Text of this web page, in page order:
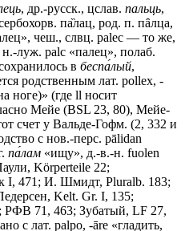
, др.-русск., цслав. пальць,
па̏лац, род. п. пȃлца,
чеш., слвц. раlес — то же,
луж. раlс «палец», полаб.
в беспа́лый,
родственным лат. роllех, -
ноге)» (где ll носит
Мейе (ВSL 23, 80), Мейе-
счет у Вальде-Гофм. (2, 332 и
с нов.-перс. pālidan
па́лам «ищу», д.-в.-н. fuolen
Körperteile 22;
I, 471; И. Шмидт, Pluralb. 183;
Kelt. Gr. I, 135;
РФВ 71, 463; Зубатый, LF 27,
с лат. раlро, -ārе «гладить,